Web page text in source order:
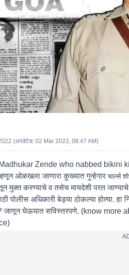
(अपडेटेड: 02 Mar 2023, 08:47 AM)
Zende who nabbed bikini
ओ‌ळखला जाणारा कुख्यात गुन्हेगार चार्ल्स
मुक्त करण्याचे व तसेच मायदेशी परत
पोलीस अधिकारी बेड्या ठोकल्या होत्या.
जाणून घेऊयात सविस्तरपणे. (know